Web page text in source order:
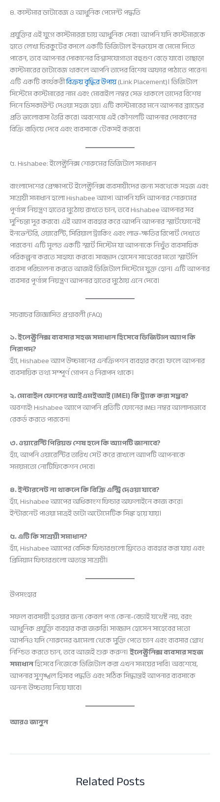
৪. কাস্টমার ডাটাবেজ ও আধুনিক পেমেন্ট পদ্ধতি
প্রযুক্তির এই যুগে কাস্টমাররা চায় আধুনিক সেবা। আপনি যদি কাস্টমারকে
হাতে লেখা চিরকুটের বদলে একটি ডিজিটাল ইনভয়েস বা মেমো দিতে
পারেন, তবে আপনার দোকানের বিশ্বাসযোগ্যতা বহুগুণ বেড়ে যাবে। তাছাড়া
কাস্টমারের ডাটাবেজ থাকলে আপনি তাদের বিশেষ অফার পাঠাতে পারেন।
এটি একটি কার্যকরীবিক্রয় বৃদ্ধির উপায়(Link Placement)। ডিজিটাল
সিস্টেমে কাস্টমারের নাম এবং মোবাইল নম্বর সেভ থাকলে তাদের বিশেষ
দিনে ডিসকাউন্ট দেওয়া সহজ হয়। এটি কাস্টমারের মনে আপনার ব্র্যান্ডের
প্রতি ভালোবাসা তৈরি করে। অবশেষে এই কৌশলটি আপনার দোকানের
বিক্রি বাড়িয়ে দেবে এবং ব্যবসাকে টেকসই করবে।
৫. Hishabee: ইলেক্ট্রনিক্স শোরুমের ডিজিটাল সমাধান
বাংলাদেশের প্রেক্ষাপটে ইলেক্ট্রনিক্স ব্যবসায়ীদের জন্য সবথেকে সহজ এবং
সাশ্রয়ী সমাধান হলো Hishabee অ্যাপ। আপনি যদি আপনার শোরুমের
পূর্ণাঙ্গ নিয়ন্ত্রণ হাতের মুঠোয় রাখতে চান, তবে Hishabee আপনার সব
দুশ্চিন্তা দূর করবে। এই অ্যাপ ব্যবহার করে আপনি আপনার স্মার্টফোনেই
ইনভেন্টরি, ওয়ারেন্টি, সিরিয়াল ট্র্যাকিং এবং লাভ-ক্ষতির রিপোর্ট দেখতে
পারবেন। এটি মূলত একটি স্মার্ট সিস্টেম যা আপনাকে নিখুঁত ব্যবসায়িক
পরিকল্পনা করতে সাহায্য করবে। সাজ্জাদ হোসেন সাহেবের মতো স্মার্টলি
ব্যবসা পরিচালনা করতে আজই ডিজিটাল সিস্টেমে যুক্ত হোন। এটি আপনার
ব্যবসার পূর্ণাঙ্গ নিয়ন্ত্রণ আপনার হাতের মুঠোয় এনে দেবে।
সচরাচর জিজ্ঞাসিত প্রশ্নাবলী (FAQ)
১. ইলেক্ট্রনিক্স ব্যবসার সহজ সমাধান হিসেবে ডিজিটাল অ্যাপ কি
নিরাপদ?
হ্যাঁ, Hishabee অ্যাপ উচ্চমানের এনক্রিপশন ব্যবহার করে। ফলে আপনার
ব্যবসায়িক তথ্য সম্পূর্ণ গোপন ও নিরাপদ থাকে।
২. মোবাইল ফোনের আইএমইআই (IMEI) কি ট্র্যাক করা সম্ভব?
অবশ্যই! Hishabee অ্যাপে আপনি প্রতিটি ফোনের IMEI নম্বর আলাদাভাবে
রেকর্ড করতে পারবেন।
৩. ওয়ারেন্টি পিরিয়ড শেষ হলে কি অ্যাপটি জানাবে?
হ্যাঁ, আপনি ওয়ারেন্টির তারিখ সেট করে রাখলে অ্যাপটি আপনাকে
সময়মতো নোটিফিকেশন দেবে।
৪. ইন্টারনেট না থাকলে কি বিক্রি এন্ট্রি দেওয়া যাবে?
হ্যাঁ, Hishabee অ্যাপের অধিকাংশ ফিচার অফলাইনে কাজ করে।
ইন্টারনেট পাওয়া মাত্রই ডাটা অটোমেটিক সিঙ্ক হয়ে যায়।
৫. এটি কি সাশ্রয়ী সমাধান?
হ্যাঁ, Hishabee অ্যাপের বেসিক ফিচারগুলো ফ্রিতেও ব্যবহার করা যায় এবং
প্রিমিয়াম ফিচারগুলো অত্যন্ত সাশ্রয়ী।
উপসংহার
সফল ব্যবসায়ী হওয়ার জন্য কেবল পণ্য কেনা-বেচাই যথেষ্ট নয়, বরং
আধুনিক প্রযুক্তি ব্যবহার করা জরুরি। সাজ্জাদ হোসেন সাহেবের মতো
আপনিও যদি শোরুমের ঝামেলা থেকে মুক্তি পেতে চান এবং ব্যবসার গ্রোথ
নিশ্চিত করতে চান, তবে আজই শুরু করুন।ইলেক্ট্রনিক্স ব্যবসার সহজ
সমাধানহিসেবে নিজেকে ডিজিটাল করা এখন সময়ের দাবি। অবশেষে,
আপনার সুশৃঙ্খল হিসাব পদ্ধতি এবং সঠিক সিদ্ধান্তই আপনার ব্যবসাকে
অনন্য উচ্চতায় নিয়ে যাবে।
আরও জানুন
Related Posts